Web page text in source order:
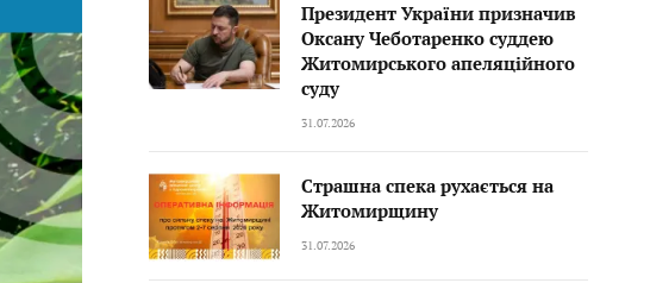
Президент України призначив
Оксану Чеботаренко суддею
Житомирського апеляційного
суду
31.07.2026
Страшна спека рухається на
Житомирщину
31.07.2026